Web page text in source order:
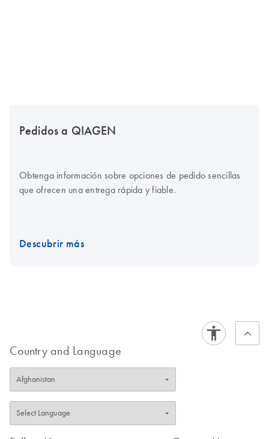
Pedidos a QIAGEN
Obtenga información sobre opciones de pedido sencillas
que ofrecen una entrega rápida y fiable.
Descubrir más
Country and Language